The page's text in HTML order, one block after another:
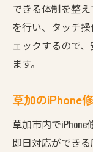
できる体制を整
を行い、タッチ
ェックするので
ます。
草加のiPhone
草加市内で
即日対応ができ